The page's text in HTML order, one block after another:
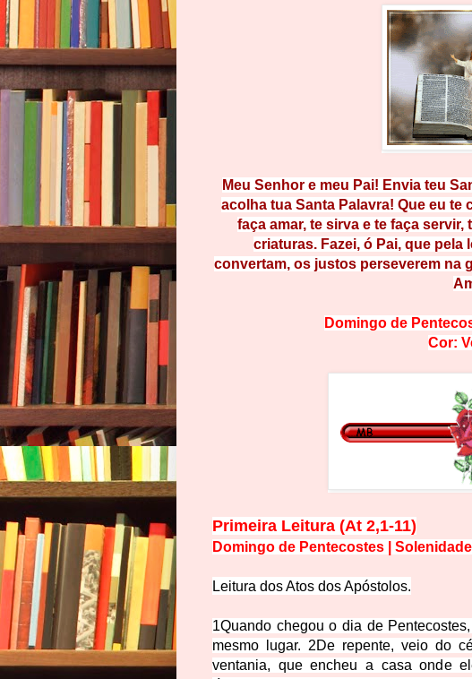
Meu Senhor e meu Pai! Envia teu
acolha tua Santa Palavra! Que eu te
faça amar, te sirva e te façaservir, t
criaturas. Fazei, ó Pai, que pela
convertam, os justos perseverem na
Domingo de
Cor:
Primeira Leitura (At 2,1-11)
Domingo de Pentecostes | Solenidade
Leitura dos Atos dos Apóstolos.
1Quando chegou o dia de
mesmo lugar. 2De repente, veio do
ventania, que encheu a casa onde